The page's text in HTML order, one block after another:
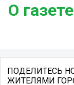
О газете
ПОДЕЛИТЕСЬ
ЖИТЕЛЯМИ